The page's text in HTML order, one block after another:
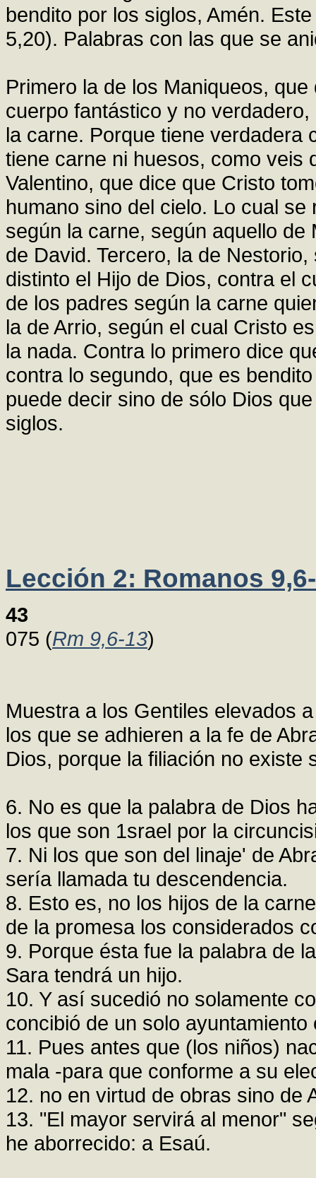
bendito por los siglos, Amén.
5,20). Palabras con las que se
Primero la de los Maniqueos,
cuerpo fantástico y no
la carne. Porque tiene verdadera
tiene carne ni huesos, como veis
Valentino, que dice que Cristo
humano sino del cielo. Lo cual
según la carne, según aquello
de David. Tercero, la de
distinto el Hijo de Dios, contra el
de los padres según la carne
la de Arrio, según el cual Cristo
la nada. Contra lo primero dice
contra lo segundo, que es
puede decir sino de sólo Dios
siglos.
Lección 2: Romanos
43
075 (Rm 9,6-13)
Muestra a los Gentiles elevados
los que se adhieren a la fe de
Dios, porque la filiación no existe
6. No es que la palabra de Dios
los que son 1srael por la
7. Ni los que son del linaje' de
sería llamada tu descendencia.
8. Esto es, no los hijos de la
de la promesa los considerados
9. Porque ésta fue la palabra de
Sara tendrá un hijo.
10. Y así sucedió no solamente
concibió de un solo
11. Pues antes que (los niños)
mala -para que conforme a su
12. no en virtud de obras sino de
13. "El mayor servirá al menor"
he aborrecido: a Esaú.